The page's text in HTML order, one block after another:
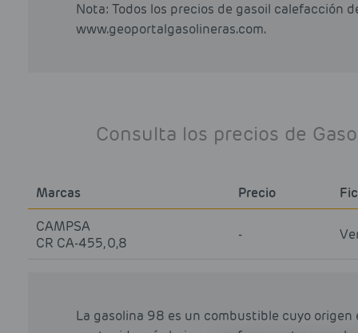
Nota: Todos los precios de gasoil calefacción
www.geoportalgasolineras.com.
Consulta los precios de
Marcas Precio
CAMPSA
CR CA-455, 0,8
-
La gasolina 98 es un combustible cuyo